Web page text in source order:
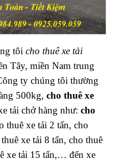
tôi cho thuê xe tải
Tây, miền Nam trung
ty chúng tôi thường
500kg, cho thuê xe
tải chở hàng như: cho
thuê xe tải 2 tấn, cho
xe tải 8 tấn, cho thuê
xe tải 15 tấn,… đến xe